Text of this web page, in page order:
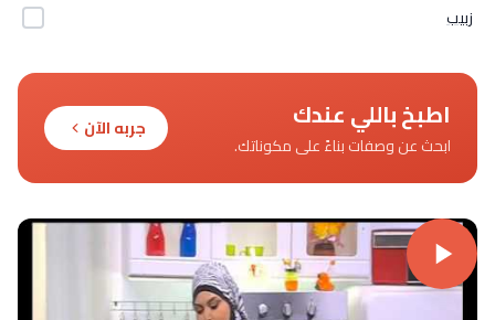
زبيب
اطبخ باللي عندك
ابحث عن وصفات بناءً على مكوناتك.
جربه الآن